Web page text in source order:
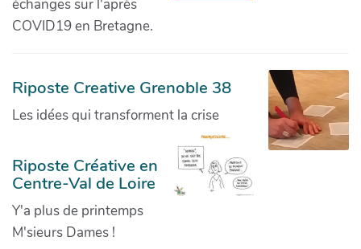
échanges sur l'après
COVID19 en Bretagne.
Riposte Creative Grenoble 38
Les idées qui transforment la crise
Riposte Créative en
Centre-Val de Loire
Y'a plus de printemps
M'sieurs Dames !